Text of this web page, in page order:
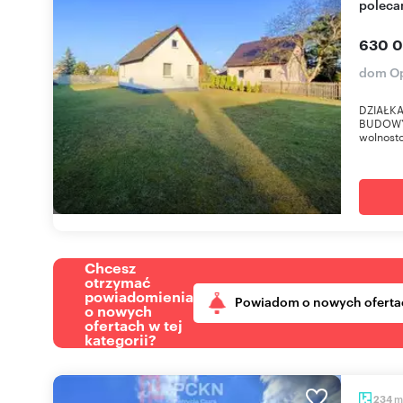
630
dom
Chcesz
otrzymać
powiadomienia
o nowych
ofertach w tej
kategorii?
Powiadom o nowych
234 m